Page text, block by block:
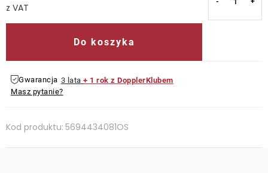
Do koszyka
Gwarancja 3 lata + 1 rok z DopplerKlubem
Masz pytanie?
Kod produktu: 5694434081OS